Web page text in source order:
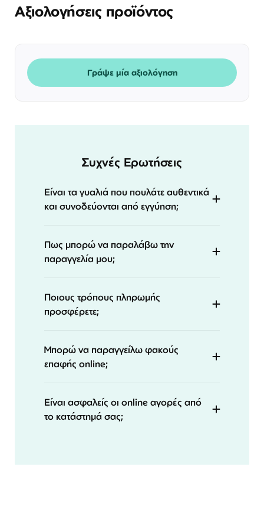
Αξιολογήσεις προϊόντος
Γράψε μία αξιολόγηση
Συχνές Ερωτήσεις
Είναι τα γυαλιά που πουλάτε αυθεντικά
και συνοδεύονται από εγγύηση;
Πως μπορώ να παραλάβω την
παραγγελία μου;
Ποιους τρόπους πληρωμής
προσφέρετε;
Μπορώ να παραγγείλω φακούς
επαφής online;
Είναι ασφαλείς οι online αγορές από
το κατάστημά σας;